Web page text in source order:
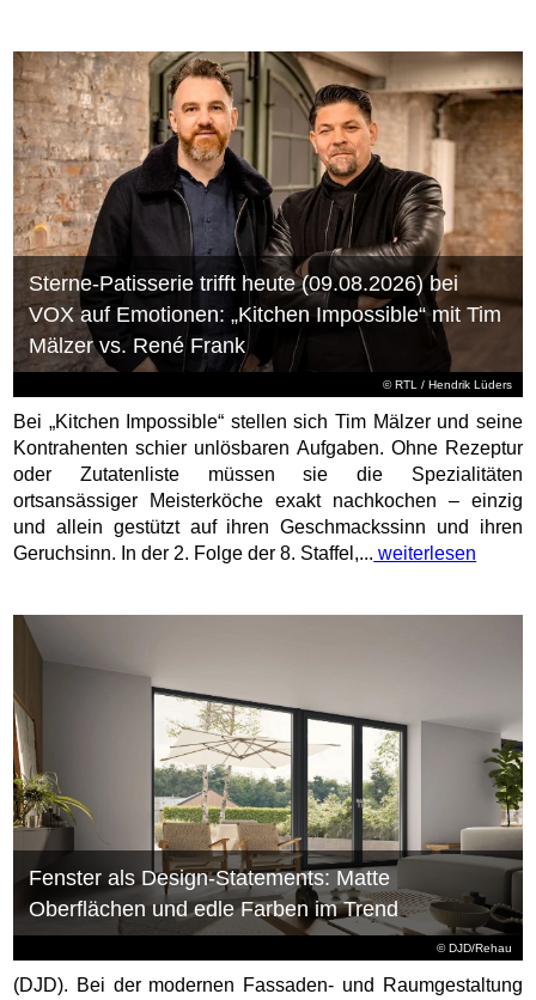
©RTL / Hendrik Lüders
Sterne-Patisserie trifft heute (09.08.2026) bei
VOX auf Emotionen: „Kitchen Impossible“ mit Tim
Mälzer vs. René Frank
Bei „Kitchen Impossible“ stellen sich Tim Mälzer und seine
Kontrahenten schier unlösbaren Aufgaben. Ohne Rezeptur
oder Zutatenliste müssen sie die Spezialitäten
ortsansässiger Meisterköche exakt nachkochen – einzig
und allein gestützt auf ihren Geschmackssinn und ihren
Geruchsinn. In der 2. Folge der 8. Staffel,... weiterlesen
© DJD/Rehau
Fenster als Design-Statements: Matte
Oberflächen und edle Farben im Trend
(DJD). Bei der modernen Fassaden- und Raumgestaltung